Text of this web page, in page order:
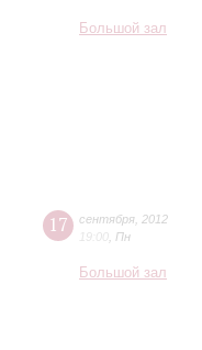
Большой зал
17 сентября 2012
19:00 Пн
Большой зал